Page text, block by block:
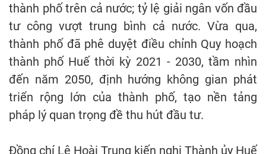
thành phố trên cả nước; tỷ lệ giải ngân vốn đầu
tư công vượt trung bình cả nước. Vừa qua,
thành phố đã phê duyệt điều chỉnh Quy hoạch
thành phố Huế thời kỳ 2021 - 2030, tầm nhìn
đến năm 2050, định hướng không gian phát
triển rộng lớn của thành phố, tạo nền tảng
pháp lý quan trọng đề thu hút đầu tư.
Đồng chí Lê Hoài Trung kiến nghị Thành ủy Huế